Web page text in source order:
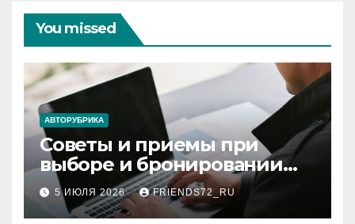
You missed
АВТОРУБРИКА
Советы и приемы при
выборе и бронировании
авиабилетов
5 ИЮЛЯ 2026 FRIENDS72_RU